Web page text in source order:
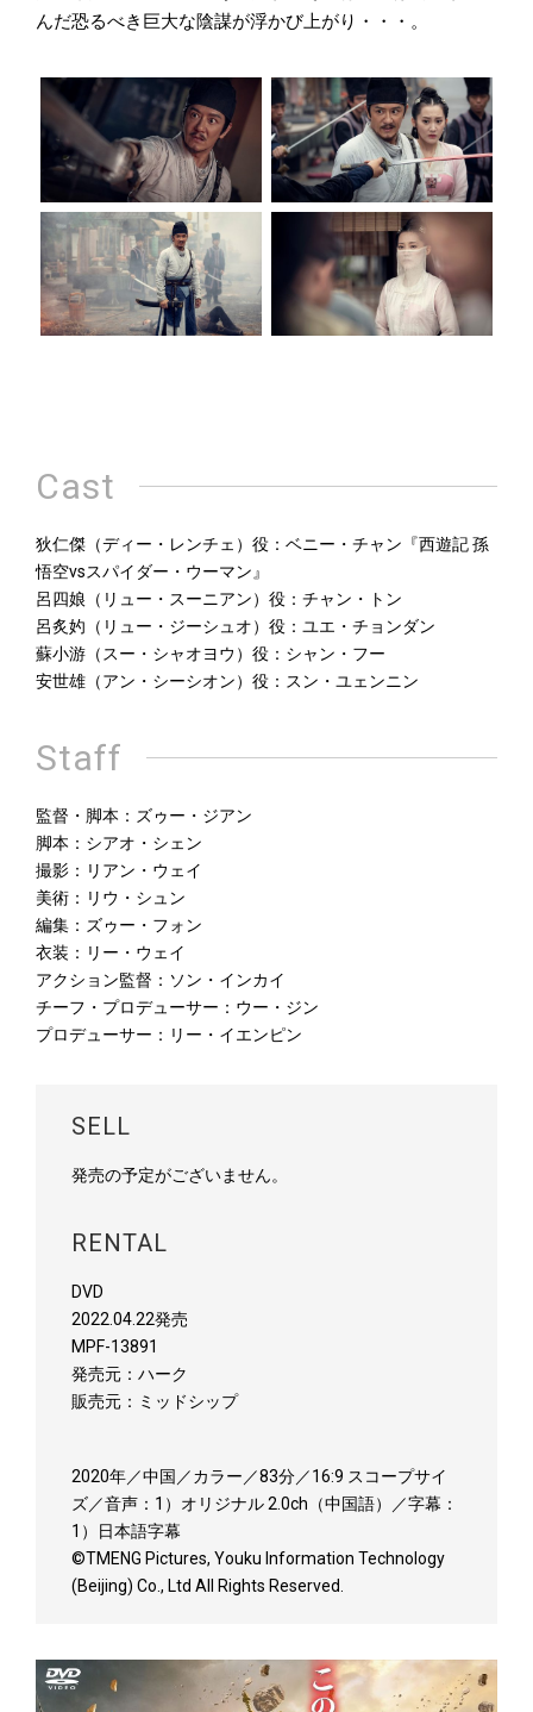
んだ恐るべき巨大な陰謀が浮かび上がり・・・。
Cast
狄仁傑（ディー・レンチェ）役：ベニー・チャン『西遊記 孫
悟空vsスパイダー・ウーマン』
呂四娘（リュー・スーニアン）役：チャン・トン
呂炙妁（リュー・ジーシュオ）役：ユエ・チョンダン
蘇小游（スー・シャオヨウ）役：シャン・フー
安世雄（アン・シーシオン）役：スン・ユェンニン
Staff
監督・脚本：ズゥー・ジアン
脚本：シアオ・シェン
撮影：リアン・ウェイ
美術：リウ・シュン
編集：ズゥー・フォン
衣装：リー・ウェイ
アクション監督：ソン・インカイ
チーフ・プロデューサー：ウー・ジン
プロデューサー：リー・イエンピン
SELL
発売の予定がございません。
RENTAL
DVD
2022.04.22発売
MPF-13891
発売元：ハーク
販売元：ミッドシップ
2020年／中国／カラー／83分／16:9 スコープサイ
ズ／音声：1）オリジナル 2.0ch（中国語）／字幕：
1）日本語字幕
©TMENG Pictures, Youku Information Technology
(Beijing) Co., Ltd All Rights Reserved.